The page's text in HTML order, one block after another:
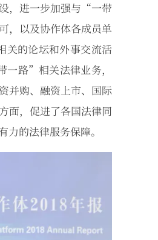
，进一步加强与“一带
，以及协作体各成员单
的论坛和外事交流活
路”相关法律业务，
并购、融资上市、国际
面，促进了各国法律同
的法律服务保障。